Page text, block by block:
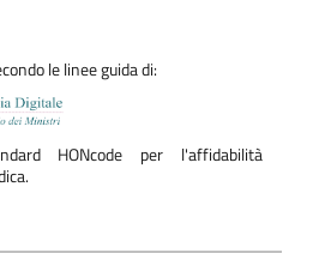
le linee guida di:
HONcode per l'affidabilità